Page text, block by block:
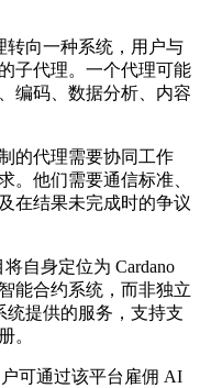
转向一种系统，用户与
子代理。一个代理可能
编码、数据分析、内容
的代理需要协同工作
。他们需要通信标准、
在结果未完成时的争议
自身定位为 Cardano
能合约系统，而非独立
提供的服务，支持支
。
可通过该平台雇佣 AI